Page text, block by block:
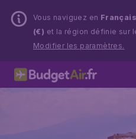
Vous naviguez en Français
(€) et la région définie sur
Modifier les paramètres.